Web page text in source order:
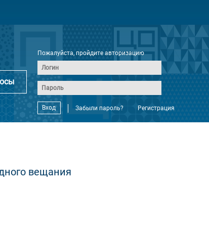
Пожалуйста, пройдите авторизацию
Вход Забыли пароль? Регистрация
вещания